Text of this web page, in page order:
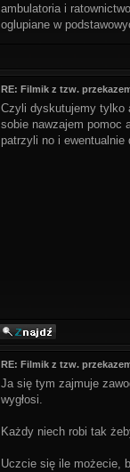
ambulatoria i
oglupiane w
RE: Filmik z tzw.
Czyli dyskutujemy tylko
sobie nawzajem pomoc
patrzyli no i
RE: Filmik z tzw.
Ja się tym zajmuje
wygłosi.
Każdy niech robi tak
Uczcie się ile możecie,